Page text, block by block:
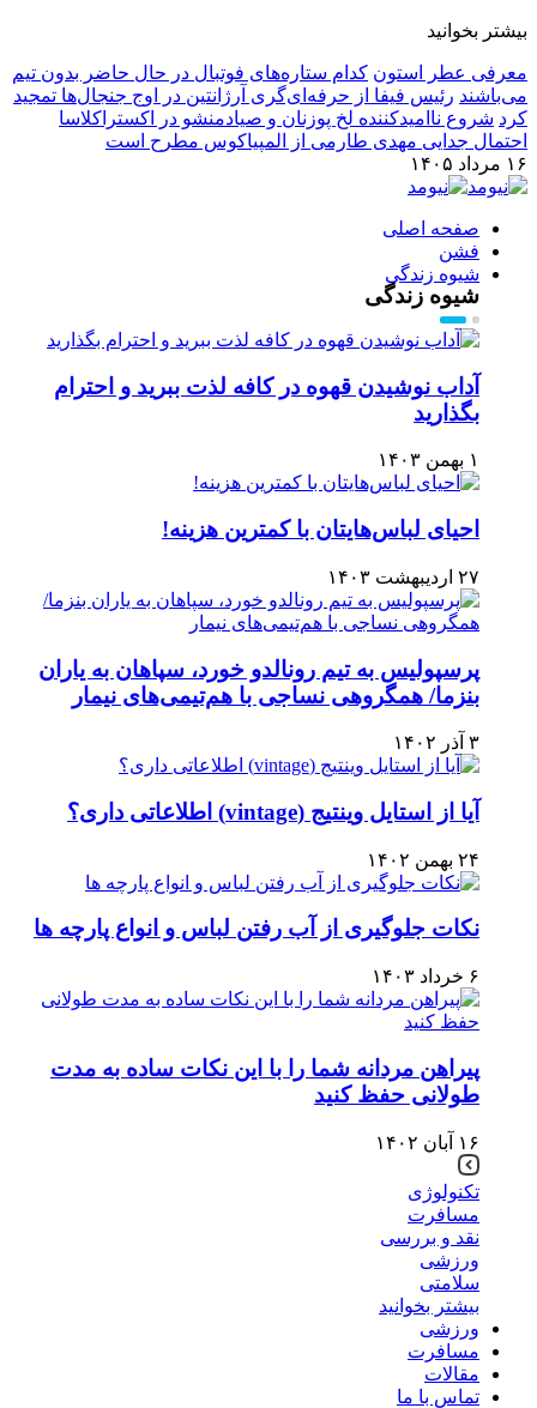
بیشتر بخوانید
معرفی عطر استون کدام ستاره‌های فوتبال در حال حاضر بدون تیم
می‌باشند رئیس فیفا از حرفه‌ای‌گری آرژانتین در اوج جنجال‌ها تمجید
کرد شروع ناامیدکننده لخ پوزنان و صیادمنشو در اکستراکلاسا
احتمال جدایی مهدی طارمی از المپیاکوس مطرح است
۱۶ مرداد ۱۴۰۵
صفحه اصلی
فشن
شیوه زندگی
شیوه زندگی
آداب نوشیدن قهوه در کافه لذت ببرید و احترام
بگذارید
۱ بهمن ۱۴۰۳
احیای لباس‌هایتان با کمترین هزینه!
۲۷ اردیبهشت ۱۴۰۳
پرسپولیس به تیم رونالدو خورد، سپاهان به یاران
بنزما/ همگروهی نساجی با هم‌تیمی‌های نیمار
۳ آذر ۱۴۰۲
آیا از استایل وینتیج (vintage) اطلاعاتی داری؟
۲۴ بهمن ۱۴۰۲
نکات جلوگیری از آب رفتن لباس و انواع پارچه ها
۶ خرداد ۱۴۰۳
پیراهن مردانه شما را با این نکات ساده به مدت
طولانی حفظ کنید
۱۶ آبان ۱۴۰۲
تکنولوژی
مسافرت
نقد و بررسی
ورزشی
سلامتی
بیشتر بخوانید
ورزشی
مسافرت
مقالات
تماس با ما